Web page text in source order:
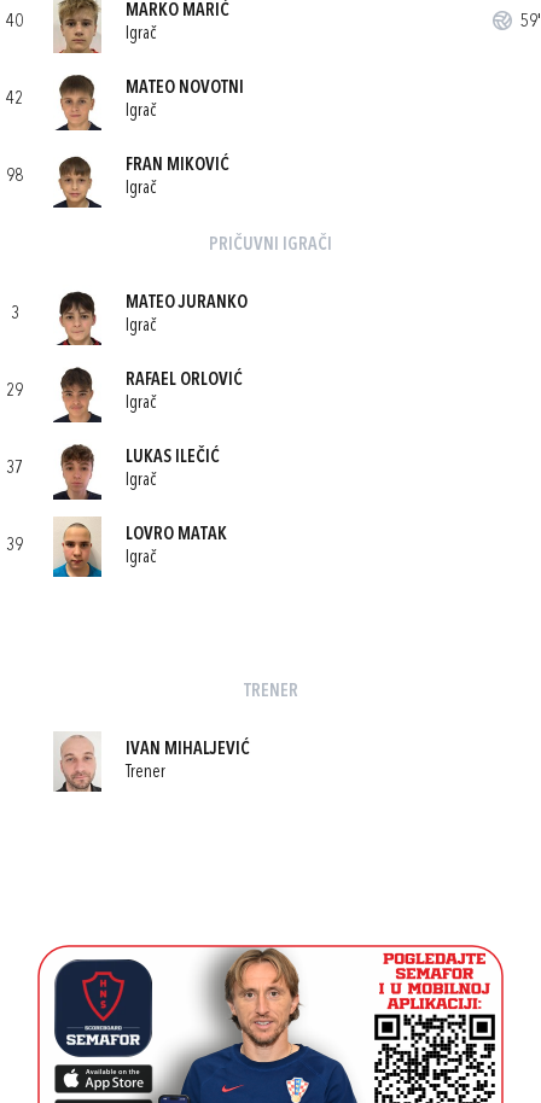
40
MARKO MARIĆ
Igrač
59'
42
MATEO NOVOTNI
Igrač
98
FRAN MIKOVIĆ
Igrač
PRIČUVNI IGRAČI
3
MATEO JURANKO
Igrač
29
RAFAEL ORLOVIĆ
Igrač
37
LUKAS ILEČIĆ
Igrač
39
LOVRO MATAK
Igrač
TRENER
IVAN MIHALJEVIĆ
Trener